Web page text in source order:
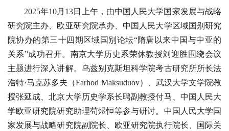
2025年10月13日上午，由中国人民大学国家发展与战略
研究院主办、欧亚研究院承办、中国人民大学区域国别研究
院协办的第三十四期区域国别论坛“隋唐以来中国与中亚的
关系”成功召开。南京大学历史系荣休教授刘迎胜围绕会议
主题进行深入讲解。乌兹别克斯坦科学院考古研究所所长法
浩特·马克苏多夫（Farhod Maksuduov）、武汉大学文学院教
授张延成、北京大学历史学系长聘副教授付马、中国人民大
学欧亚研究院研究助理苟煜恒等参与研讨。中国人民大学国
家发展与战略研究院副院长、欧亚研究院执行院长、国际关